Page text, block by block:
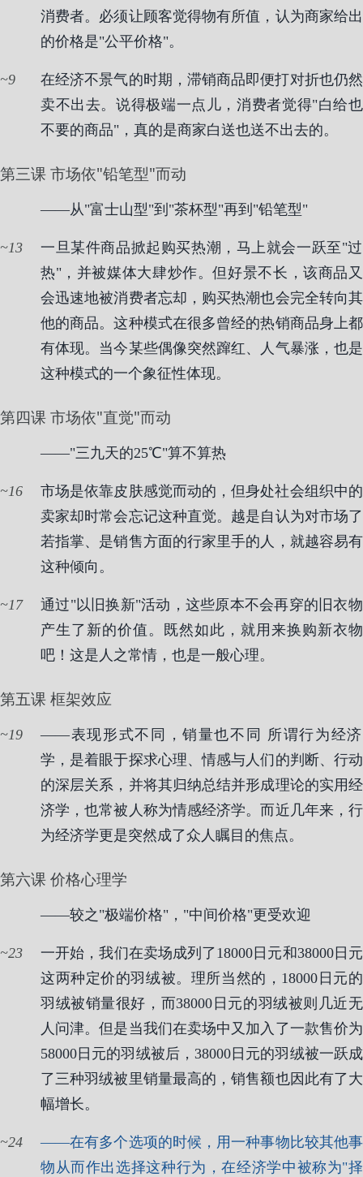
消费者。必须让顾客觉得物有所值，认为商家给出
的价格是"公平价格"。
9
在经济不景气的时期，滞销商品即便打对折也仍然
卖不出去。说得极端一点儿，消费者觉得"白给也
不要的商品"，真的是商家白送也送不出去的。
第三课 市场依"铅笔型"而动
——从"富士山型"到"茶杯型"再到"铅笔型"
13
一旦某件商品掀起购买热潮，马上就会一跃至"过
热"，并被媒体大肆炒作。但好景不长，该商品又
会迅速地被消费者忘却，购买热潮也会完全转向其
他的商品。这种模式在很多曾经的热销商品身上都
有体现。当今某些偶像突然蹿红、人气暴涨，也是
这种模式的一个象征性体现。
第四课 市场依"直觉"而动
——"三九天的25℃"算不算热
16
市场是依靠皮肤感觉而动的，但身处社会组织中的
卖家却时常会忘记这种直觉。越是自认为对市场了
若指掌、是销售方面的行家里手的人，就越容易有
这种倾向。
17
通过"以旧换新"活动，这些原本不会再穿的旧衣物
产生了新的价值。既然如此，就用来换购新衣物
吧！这是人之常情，也是一般心理。
第五课 框架效应
——表现形式不同，销量也不同
19
所谓行为经济
学，是着眼于探求心理、情感与人们的判断、行动
的深层关系，并将其归纳总结并形成理论的实用经
济学，也常被人称为情感经济学。而近几年来，行
为经济学更是突然成了众人瞩目的焦点。
第六课 价格心理学
——较之"极端价格"，"中间价格"更受欢迎
23
一开始，我们在卖场成列了18000日元和38000日元
这两种定价的羽绒被。理所当然的，18000日元的
羽绒被销量很好，而38000日元的羽绒被则几近无
人问津。但是当我们在卖场中又加入了一款售价为
58000日元的羽绒被后，38000日元的羽绒被一跃成
了三种羽绒被里销量最高的，销售额也因此有了大
幅增长。
24
——在有多个选项的时候，用一种事物比较其他事
物从而作出选择这种行为，在经济学中被称为"择